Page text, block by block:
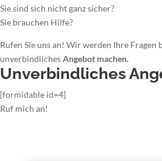
Sie sind sich nicht ganz sicher?
Sie brauchen Hilfe?
Rufen Sie uns an! Wir werden Ihre Fragen
unverbindlichesAngebot machen.
Unverbindliches
[formidable id=4]
Ruf mich an!